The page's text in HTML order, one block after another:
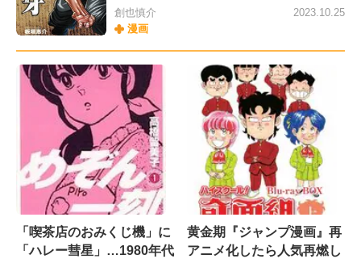
創也慎介
漫画
2023.10.25
「喫茶店のおみくじ機」に
「ハレー彗星」…1980年代
黄金期『ジャンプ漫画』再
アニメ化したら人気再燃し